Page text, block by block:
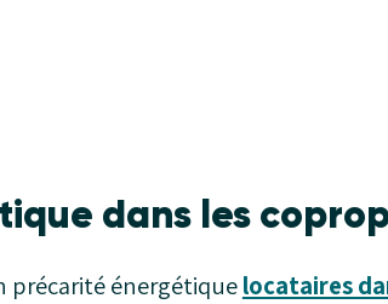
dans les
précarité énergétiquelocataires